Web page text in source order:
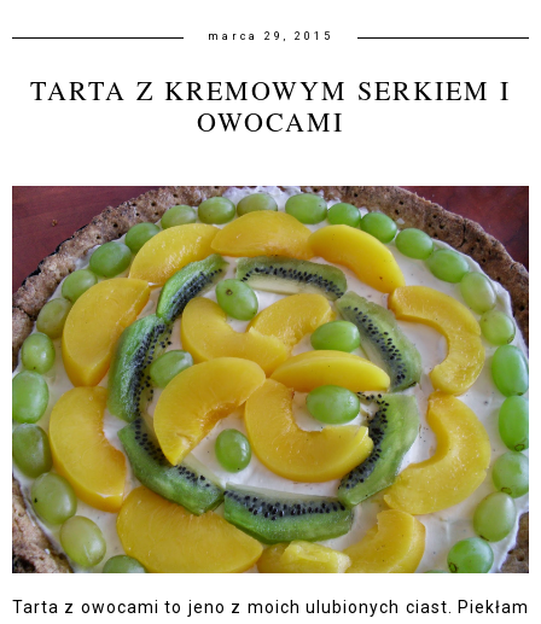
marca 29, 2015
TARTA Z KREMOWYM SERKIEM I
OWOCAMI
Tarta z owocami to jeno z moich ulubionych ciast. Piekłam